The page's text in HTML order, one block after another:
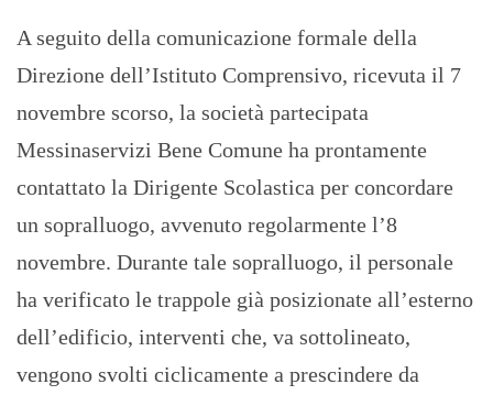
A seguito della comunicazione formale della
Direzione dell’Istituto Comprensivo, ricevuta il 7
novembre scorso, la società partecipata
Messinaservizi Bene Comune ha prontamente
contattato la Dirigente Scolastica per concordare
un sopralluogo, avvenuto regolarmente l’8
novembre. Durante tale sopralluogo, il personale
ha verificato le trappole già posizionate all’esterno
dell’edificio, interventi che, va sottolineato,
vengono svolti ciclicamente a prescindere da